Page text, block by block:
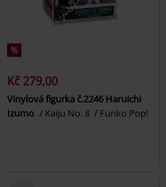
%
Kč 279,00
Vinylová figurka č.2246 Haruichi
Izumo
Kaiju No. 8 Funko Pop!